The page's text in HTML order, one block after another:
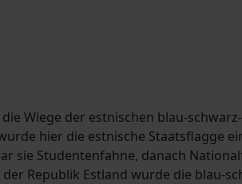
Wiege der estnischen blau-
hier die estnische Staatsflagge
sie Studentenfahne, danach
Republik Estland wurde die blau-